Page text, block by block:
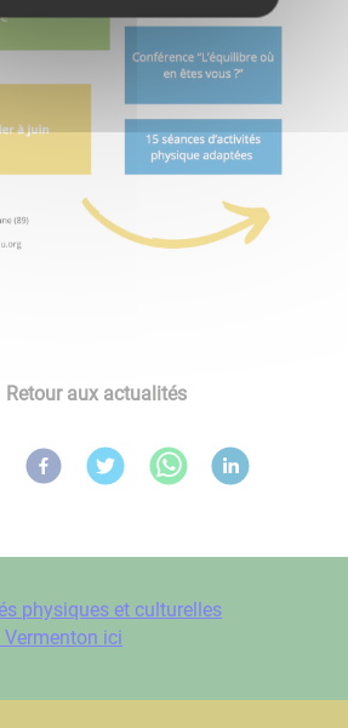
Retour aux actualités
physiques et culturelles
ici